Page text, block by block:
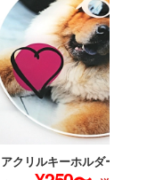
アクリルキーホルダー 円形